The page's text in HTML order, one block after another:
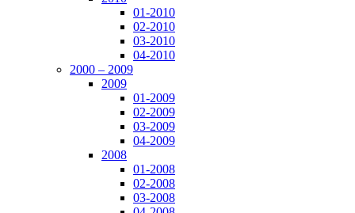
01-2010
02-2010
03-2010
04-2010
2000 – 2009
2009
01-2009
02-2009
03-2009
04-2009
2008
01-2008
02-2008
03-2008